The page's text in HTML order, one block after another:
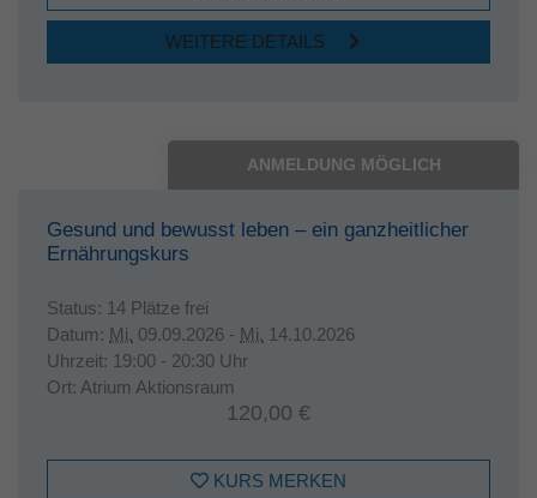
WEITERE DETAILS
ANMELDUNG MÖGLICH
Gesund und bewusst leben – ein ganzheitlicher
Ernährungskurs
Status: 14 Plätze frei
Datum: Mi. 09.09.2026 - Mi. 14.10.2026
Uhrzeit: 19:00 - 20:30 Uhr
Ort: Atrium Aktionsraum
120,00 €
KURS MERKEN